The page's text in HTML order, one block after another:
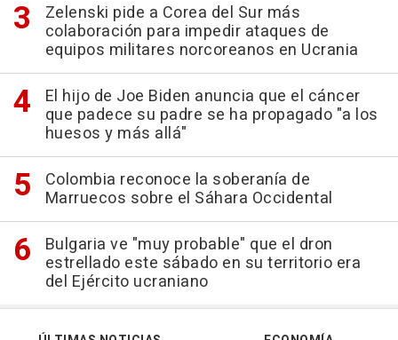
Zelenski pide a Corea del Sur más
colaboración para impedir ataques de
equipos militares norcoreanos en Ucrania
El hijo de Joe Biden anuncia que el cáncer
que padece su padre se ha propagado "a los
huesos y más allá"
Colombia reconoce la soberanía de
Marruecos sobre el Sáhara Occidental
Bulgaria ve "muy probable" que el dron
estrellado este sábado en su territorio era
del Ejército ucraniano